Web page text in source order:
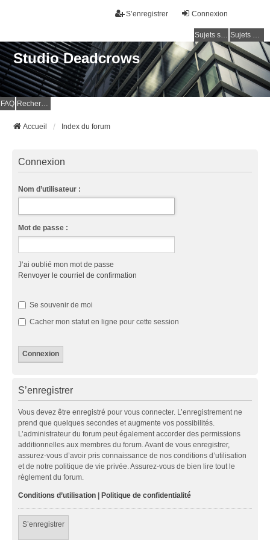
Connexion
S’enregistrer
Sujets sans réponse Sujets actifs
Studio Deadcrows
FAQ Rechercher
Accueil Index du forum
Connexion
Nom d’utilisateur :
Mot de passe :
J’ai oublié mon mot de passe
Renvoyer le courriel de confirmation
Se souvenir de moi
Cacher mon statut en ligne pour cette session
S’enregistrer
Vous devez être enregistré pour vous connecter. L’enregistrement ne
prend que quelques secondes et augmente vos possibilités.
L’administrateur du forum peut également accorder des permissions
additionnelles aux membres du forum. Avant de vous enregistrer,
assurez-vous d’avoir pris connaissance de nos conditions d’utilisation
et de notre politique de vie privée. Assurez-vous de bien lire tout le
règlement du forum.
Conditions d’utilisation | Politique de confidentialité
S’enregistrer